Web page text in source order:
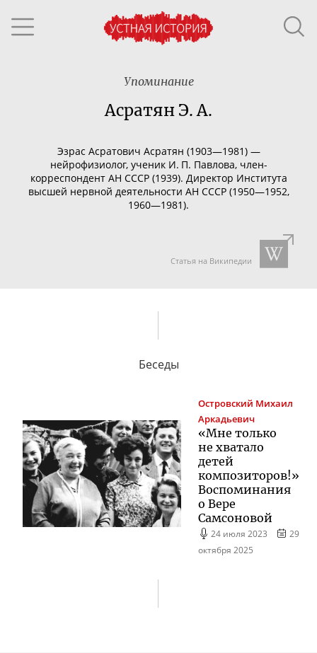
Упоминание
Асратян Э. А.
Эзрас Асратович Асратян (1903—1981) —
нейрофизиолог, ученик И. П. Павлова, член-
корреспондентАН СССР (1939). Директор Института
высшей нервной деятельности АН СССР (1950—1952,
1960—1981).
Статья на Википедии
Беседы
Островский Михаил
Аркадьевич
«Мне только
не хватало
детей
композиторов!»
Воспоминания
о Вере
Самсоновой
24 июля 2023
29
октября 2025